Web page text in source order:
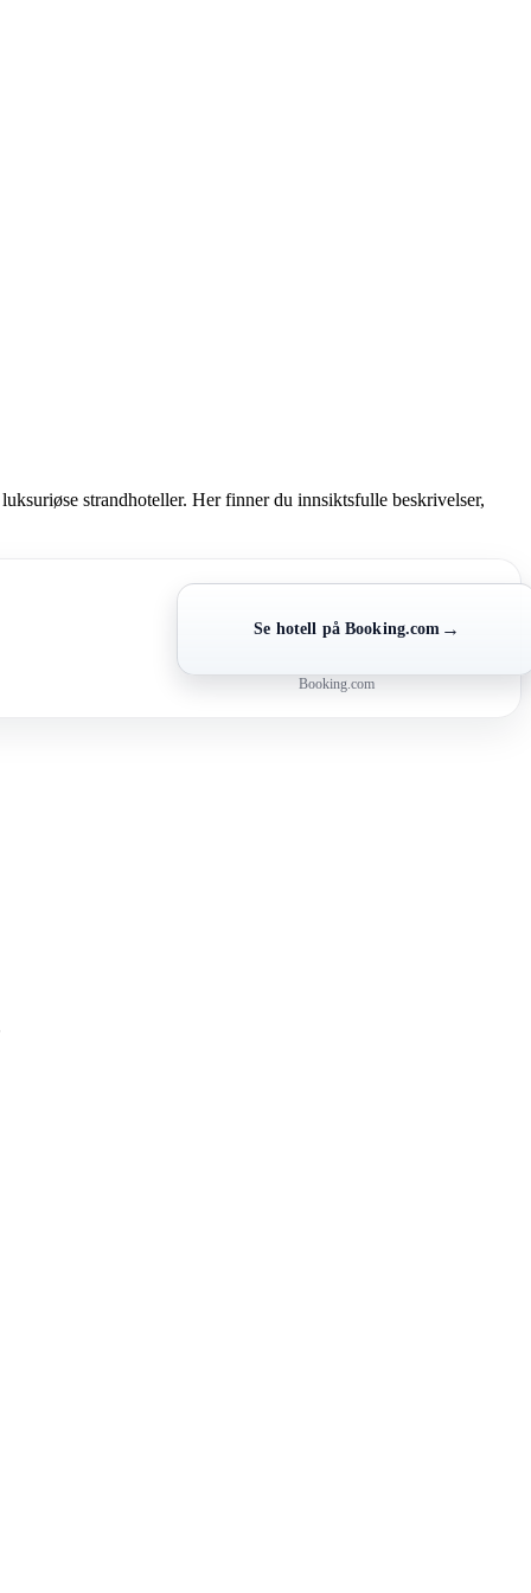
strandhoteller. Her finner du innsiktsfulle beskrivelser,
Se hotell på Booking.com →
Booking.com